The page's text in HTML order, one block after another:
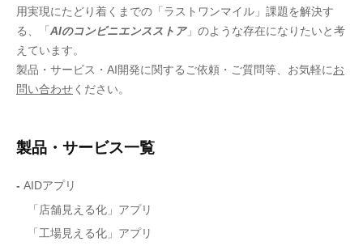
用実現にたどり着くまでの「ラストワンマイル」課題を解決す
る、「 AIのコンビニエンスストア」のような存在になりたいと考
えています。
製品・サービス・AI開発に関するご依頼・ご質問等、お気軽に お
問い合わせ ください。
製品・サービス一覧
- AIDアプリ
「店舗見える化」アプリ
「工場見える化」アプリ